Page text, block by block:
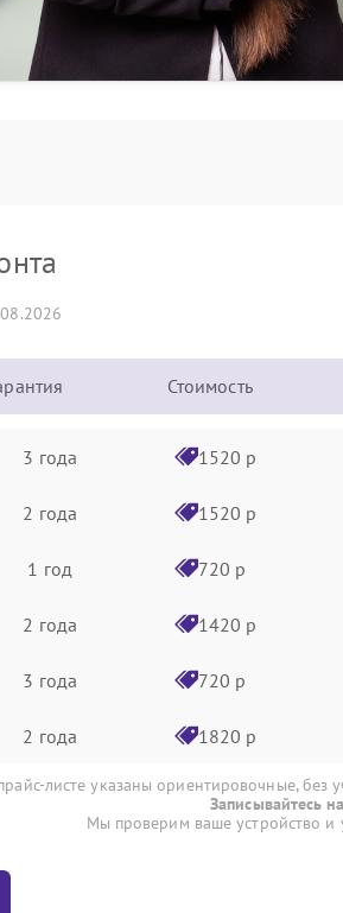
Стоимость
3 года 1520 р
2 года 1520 р
1 год 720 р
2 года 1420 р
3 года 720 р
2 года 1820 р
листе указаны ориентировочные, без
Записывайтесь
Мы проверим ваше устройство и